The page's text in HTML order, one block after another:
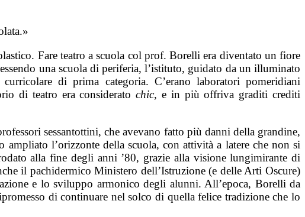
Fare teatro a scuola col prof. Borelli era diventato un fiore
una scuola di periferia, l’istituto, guidato da un illuminato
di prima categoria. C’erano laboratori pomeridiani
di teatro era consideratochic, e in più offriva graditi crediti
sessantottini, che avevano fatto più danni della grandine,
l’orizzonte della scuola, con attività a latere che non si
alla fine degli anni ’80, grazie alla visione lungimirante di
il pachidermico Ministero dell’Istruzione (e delle Arti Oscure)
e lo sviluppo armonico degli alunni. All’epoca, Borelli da
di continuare nel solco di quella felice tradizione che lo